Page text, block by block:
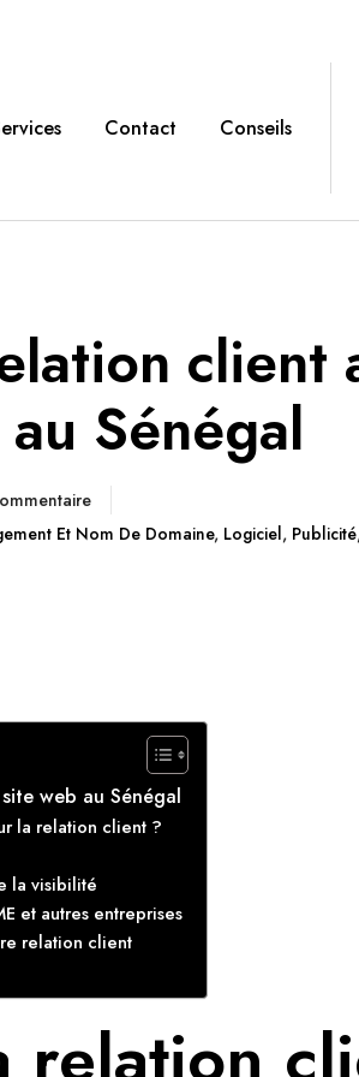
Contact Conseils
client
Sénégal
Et Nom De Domaine, Logiciel, Publicité
web au Sénégal
la relation client ?
la visibilité
et autres entreprises
relation client